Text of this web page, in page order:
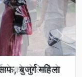
बुजुर्ग महिला
Next